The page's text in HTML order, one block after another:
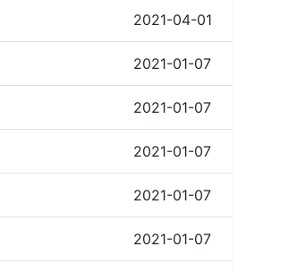
2021-04-01
2021-01-07
2021-01-07
2021-01-07
2021-01-07
2021-01-07